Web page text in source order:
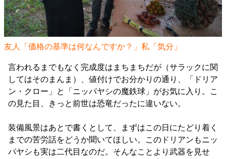
友人「価格の基準は何なんですか？」私「気分」
言われるまでもなく完成度はまちまちだが（サラックに関
してはそのまんま）、値付けでお分かりの通り、「ドリア
ン・クロー」と「ニッパヤシの魔鉄球」がお気に入り。こ
の見た目、きっと前世は恐竜だったに違いない。
装備風景はあとで書くとして、まずはこの日にたどり着く
までの苦労話をどうか聞いてほしい。このドリアンもニッ
パヤシも実は二代目なのだ。そんなことより武器を見せ